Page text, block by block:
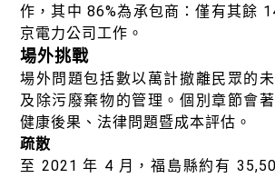
作，其中 86%為承包商：僅有其餘
京電力公司工作。
場外挑戰
場外問題包括數以萬計撤離民眾的
及除污廢棄物的管理。個別章節會
健康後果、法律問題暨成本評估。
疏散
至 2021 年 4 月，福島縣約有